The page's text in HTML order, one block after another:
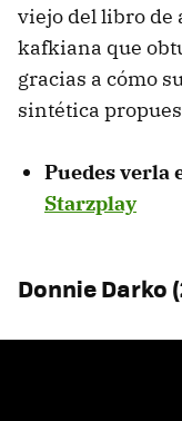
viejo del libro de
kafkiana que
gracias a cómo
sintética
Puedes verla
Starzplay
Donnie Darko